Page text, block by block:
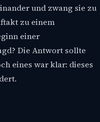
und zwang sie zu
zu einem
einer
Die Antwort sollte
eines war klar: dieses